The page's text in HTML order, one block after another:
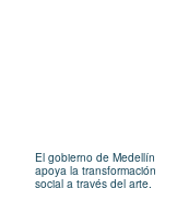
El gobierno de Medellín
apoya la transformación
social a través del arte.